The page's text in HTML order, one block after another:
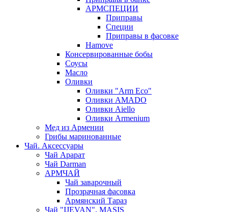
АРМСПЕЦИИ
Приправы
Специи
Приправы в фасовке
Hamove
Консервированные бобы
Соусы
Масло
Оливки
Оливки "Arm Eco"
Оливки AMADO
Оливки Aiello
Оливки Armenium
Мед из Армении
Грибы маринованные
Чай. Аксессуары
Чай Арарат
Чай Darman
АРМЧАЙ
Чай заварочный
Прозрачная фасовка
Армянский Тараз
Чай "IJEVAN". MASIS